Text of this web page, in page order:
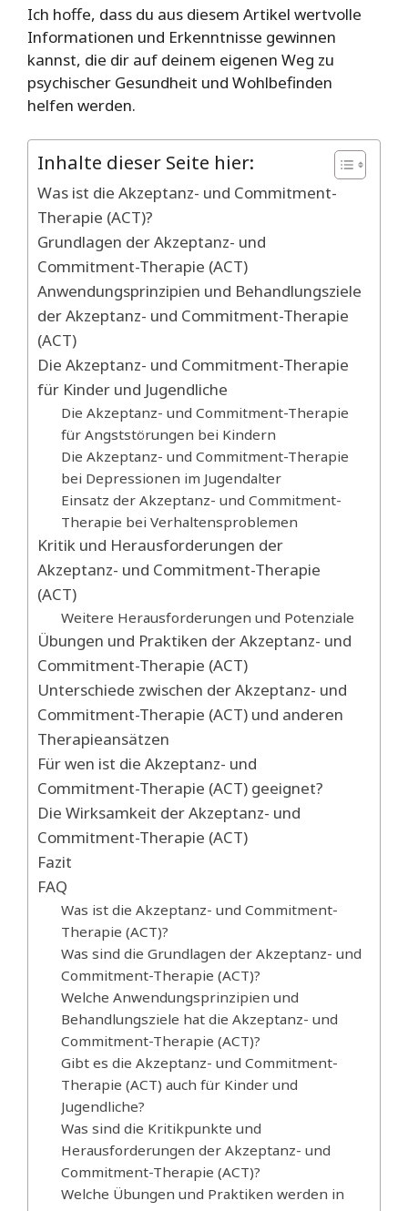
Ich hoffe, dass du aus diesem Artikel wertvolle
Informationen und Erkenntnisse gewinnen
kannst, die dir auf deinem eigenen Weg zu
psychischer Gesundheit und Wohlbefinden
helfen werden.
Inhalte dieser Seite hier:
Was ist die Akzeptanz- und Commitment-
Therapie (ACT)?
Grundlagen der Akzeptanz- und
Commitment-Therapie (ACT)
Anwendungsprinzipien und Behandlungsziele
der Akzeptanz- und Commitment-Therapie
(ACT)
Die Akzeptanz- und Commitment-Therapie
für Kinder und Jugendliche
Die Akzeptanz- und Commitment-Therapie
für Angststörungen bei Kindern
Die Akzeptanz- und Commitment-Therapie
bei Depressionen im Jugendalter
Einsatz der Akzeptanz- und Commitment-
Therapie bei Verhaltensproblemen
Kritik und Herausforderungen der
Akzeptanz- und Commitment-Therapie
(ACT)
Weitere Herausforderungen und Potenziale
Übungen und Praktiken der Akzeptanz- und
Commitment-Therapie (ACT)
Unterschiede zwischen der Akzeptanz- und
Commitment-Therapie (ACT) und anderen
Therapieansätzen
Für wen ist die Akzeptanz- und
Commitment-Therapie (ACT) geeignet?
Die Wirksamkeit der Akzeptanz- und
Commitment-Therapie (ACT)
Fazit
FAQ
Was ist die Akzeptanz- und Commitment-
Therapie (ACT)?
Was sind die Grundlagen der Akzeptanz- und
Commitment-Therapie (ACT)?
Welche Anwendungsprinzipien und
Behandlungsziele hat die Akzeptanz- und
Commitment-Therapie (ACT)?
Gibt es die Akzeptanz- und Commitment-
Therapie (ACT) auch für Kinder und
Jugendliche?
Was sind die Kritikpunkte und
Herausforderungen der Akzeptanz- und
Commitment-Therapie (ACT)?
Welche Übungen und Praktiken werden in